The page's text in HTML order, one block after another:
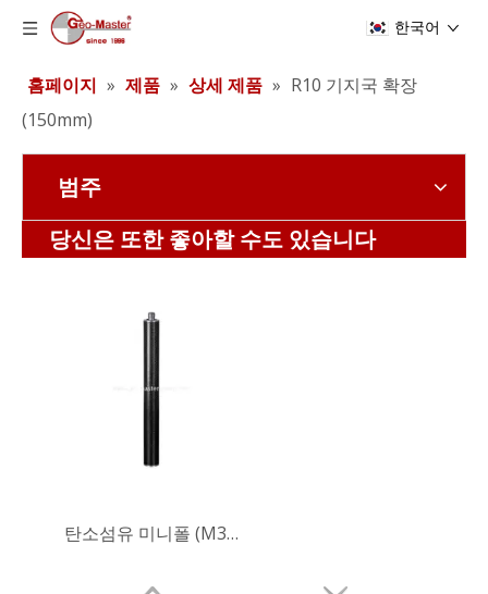
한국어
홈페이지 » 제품 » 상세 제품 » R10 기지국 확장
(150mm)
범주
당신은 또한 좋아할 수도 있습니다
탄소섬유 미니폴 (M32,30cm)